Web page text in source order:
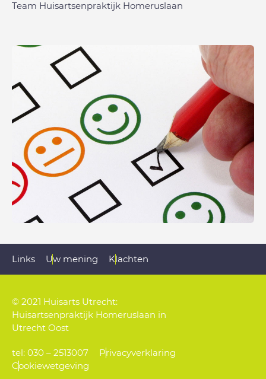
Team Huisartsenpraktijk Homeruslaan
Links Uw mening Klachten
© 2021 Huisarts Utrecht:
Huisartsenpraktijk Homeruslaan in
Utrecht Oost
tel: 030 – 2513007
Privacyverklaring
Cookiewetgeving